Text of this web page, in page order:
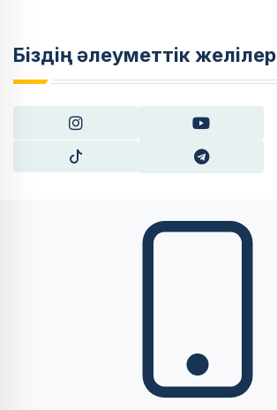
Біздің әлеуметтік желілер